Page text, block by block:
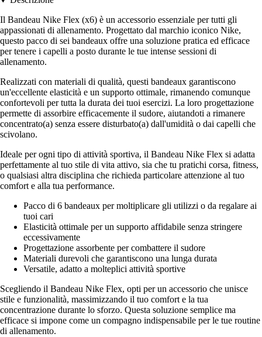
Il Bandeau Nike Flex (x6) è un accessorio essenziale per tutti gli
appassionati di allenamento. Progettato dal marchio iconico Nike,
questo pacco di sei bandeaux offre una soluzione pratica ed efficace
per tenere i capelli a posto durante le tue intense sessioni di
allenamento.
Realizzati con materiali di qualità, questi bandeaux garantiscono
un'eccellente elasticità e un supporto ottimale, rimanendo comunque
confortevoli per tutta la durata dei tuoi esercizi. La loro progettazione
permette di assorbire efficacemente il sudore, aiutandoti a rimanere
concentrato(a) senza essere disturbato(a) dall'umidità o dai capelli che
scivolano.
Ideale per ogni tipo di attività sportiva, il Bandeau Nike Flex si adatta
perfettamente al tuo stile di vita attivo, sia che tu pratichi corsa, fitness,
o qualsiasi altra disciplina che richieda particolare attenzione al tuo
comfort e alla tua performance.
Pacco di 6 bandeaux per moltiplicare gli utilizzi o da regalare ai
tuoi cari
Elasticità ottimale per un supporto affidabile senza stringere
eccessivamente
Progettazione assorbente per combattere il sudore
Materiali durevoli che garantiscono una lunga durata
Versatile, adatto a molteplici attività sportive
Scegliendo il Bandeau Nike Flex, opti per un accessorio che unisce
stile e funzionalità, massimizzando il tuo comfort e la tua
concentrazione durante lo sforzo. Questa soluzione semplice ma
efficace si impone come un compagno indispensabile per le tue routine
di allenamento.